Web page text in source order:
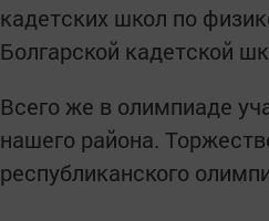
кадетских школ по
Болгарской кадетской
Всего же в олимпиаде
нашего района.
республиканского